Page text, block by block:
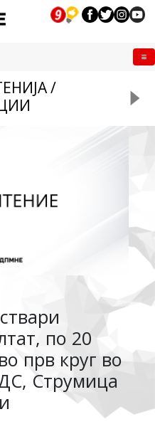
/
по 20
прв круг во
Струмица